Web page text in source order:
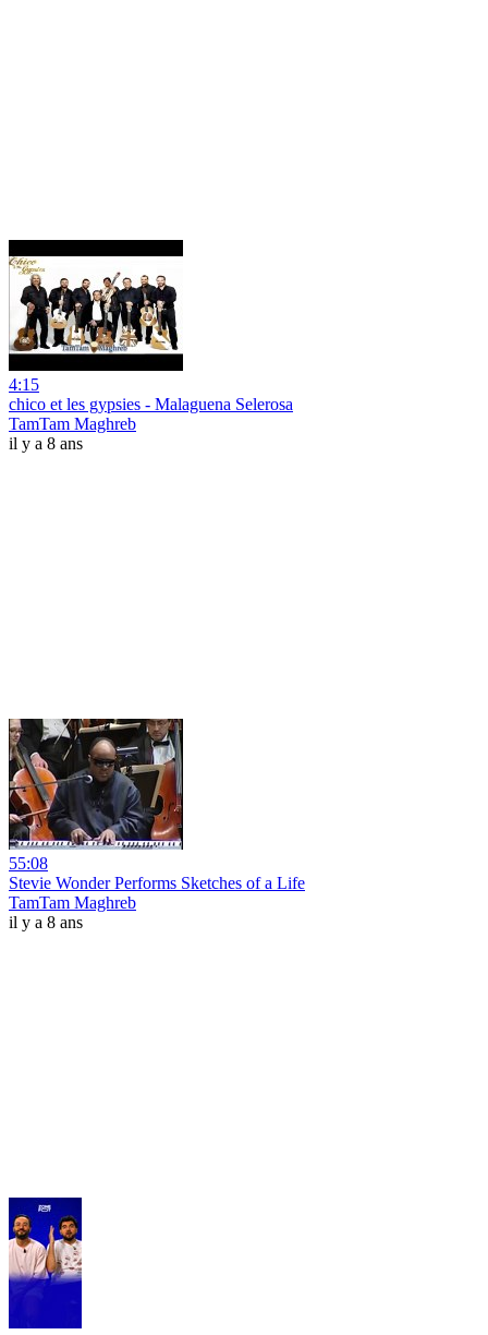
4:15
chico et les gypsies - Malaguena Selerosa
TamTam Maghreb
il y a 8 ans
55:08
Stevie Wonder Performs Sketches of a Life
TamTam Maghreb
il y a 8 ans